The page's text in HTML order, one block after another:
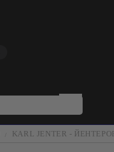
KARL JENTER -